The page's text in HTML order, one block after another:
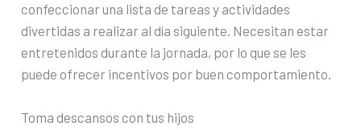
confeccionar una lista de tareas y actividades
divertidas a realizar al día siguiente. Necesitan estar
entretenidos durante la jornada, por lo que se les
puede ofrecer incentivos por buen comportamiento.
Toma descansos con tus hijos